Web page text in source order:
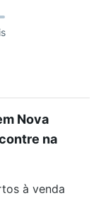
Nova
na
à venda